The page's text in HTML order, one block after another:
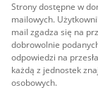
Strony dostępne w
mailowych.
mail zgadza się na
dobrowolnie
odpowiedzi na
każdą z jednostek
osobowych.